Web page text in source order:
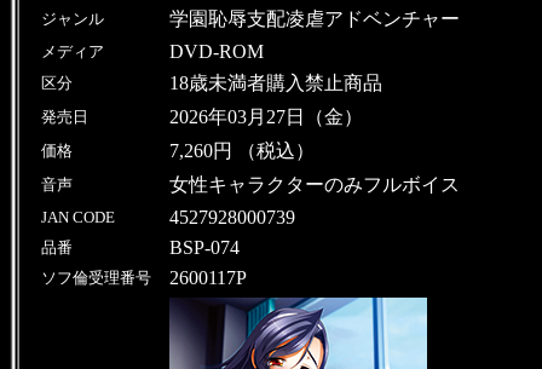
ジャンル 学園恥辱支配凌虐アドベンチャー
メディア DVD-ROM
区分 18歳未満者購入禁止商品
発売日 2026年03月27日（金）
価格 7,260円 （税込）
音声 女性キャラクターのみフルボイス
JAN CODE 4527928000739
品番 BSP-074
ソフ倫受理番号 2600117P